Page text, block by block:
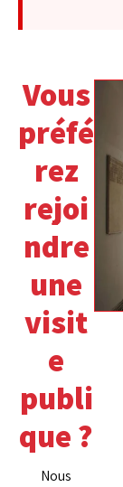
Vous
préfé
rez
rejoi
ndre
une
visit
e
publi
que ?
Nous